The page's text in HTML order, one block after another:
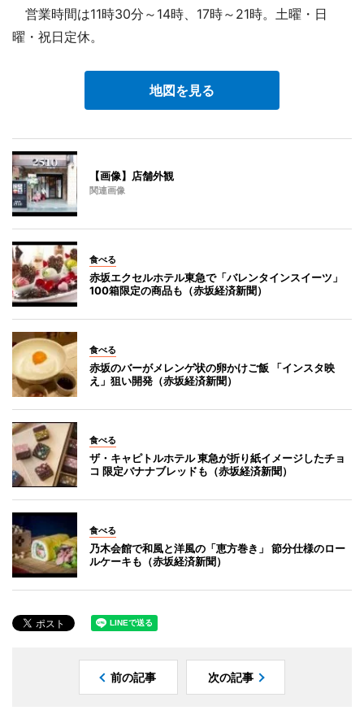
営業時間は11時30分～14時、17時～21時。土曜・日
曜・祝日定休。
地図を見る
【画像】店舗外観
関連画像
食べる
赤坂エクセルホテル東急で「バレンタインスイーツ」
100箱限定の商品も（赤坂経済新聞）
食べる
赤坂のバーがメレンゲ状の卵かけご飯 「インスタ映
え」狙い開発（赤坂経済新聞）
食べる
ザ・キャピトルホテル 東急が折り紙イメージしたチョ
コ 限定バナナブレッドも（赤坂経済新聞）
食べる
乃木会館で和風と洋風の「恵方巻き」 節分仕様のロー
ルケーキも（赤坂経済新聞）
前の記事 次の記事